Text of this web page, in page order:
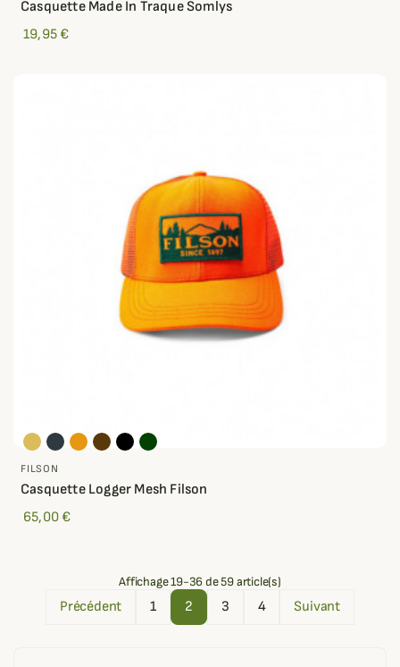
Casquette Made In Traque Somlys
19,95 €
FILSON
Casquette Logger Mesh Filson
65,00 €
Affichage 19-36 de 59 article(s)
Précédent 1 2 3 4 Suivant